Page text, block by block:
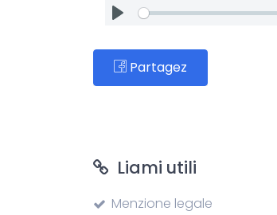
Partagez
Liami utili
Menzione legale